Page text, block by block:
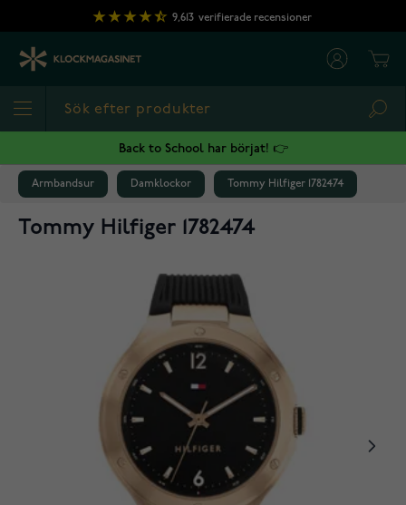
Hoppa till innehållet
9,613 verifierade recensioner
Back to School har börjat! 👉
Armbandsur Damklockor Tommy Hilfiger 1782474
Tommy Hilfiger 1782474